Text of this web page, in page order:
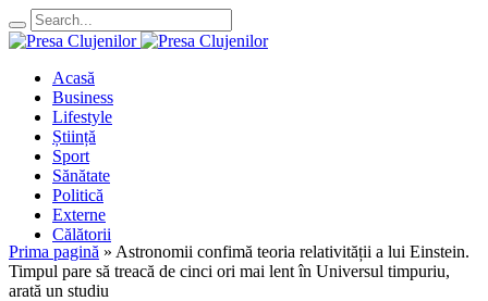
Acasă
Business
Lifestyle
Știință
Sport
Sănătate
Politică
Externe
Călătorii
Prima pagină » Astronomii confimă teoria relativității a lui Einstein.
Timpul pare să treacă de cinci ori mai lent în Universul timpuriu,
arată un studiu